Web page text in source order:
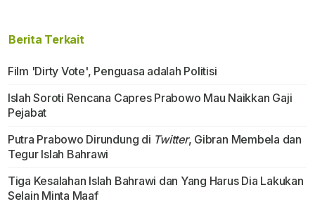
Berita Terkait
Film 'Dirty Vote', Penguasa adalah Politisi
Islah Soroti Rencana Capres Prabowo Mau Naikkan Gaji
Pejabat
Putra Prabowo Dirundung di Twitter, Gibran Membela dan
Tegur Islah Bahrawi
Tiga Kesalahan Islah Bahrawi dan Yang Harus Dia Lakukan
Selain Minta Maaf